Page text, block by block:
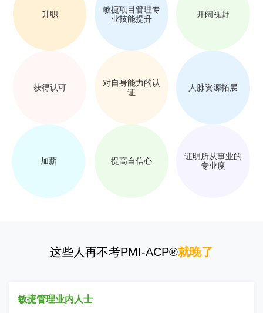
升职
敏捷项目管理专
业技能提升
开阔视野
获得认可
对自身能力的认
证
人脉资源拓展
加薪 提高自信心
证明所从事业的
专业度
这些人再不考PMI-ACP®就晚了
敏捷管理业内人士